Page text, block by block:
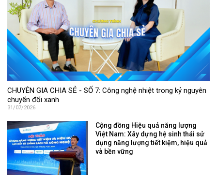
CHUYÊN GIA CHIA SẺ - SỐ 7: Công nghệ nhiệt trong kỷ nguyên
chuyển đổi xanh
31/07/2026
Cộng đồng Hiệu quả năng lượng
Việt Nam: Xây dựng hệ sinh thái sử
dụng năng lượng tiết kiệm, hiệu quả
và bền vững